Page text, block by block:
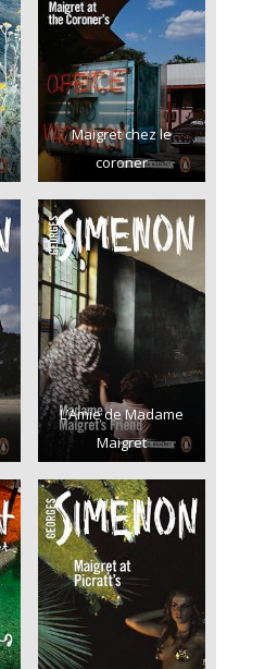
Maigret chez le
coroner
L’Amie de Madame
Maigret